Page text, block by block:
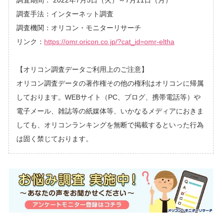
調査手法：インターネット調査
調査機関：オリコン・モニターリサーチ
リンク： https://omr.oricon.co.jp/?cat_id=omr-eltha
【オリコン調査データご利用上のご注意】
オリコン調査データの著作権その他の権利はオリコンに帰属
しております。WEBサイト（PC、ブログ、携帯電話等）
電子メール、雑誌等の紙媒体等、いかなるメディアにおきま
しても、オリコンランキングを無断で掲載するといった行為
は固く禁じております。